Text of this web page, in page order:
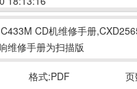
CD机维修手册
维修手册为扫描版
格式:PDF